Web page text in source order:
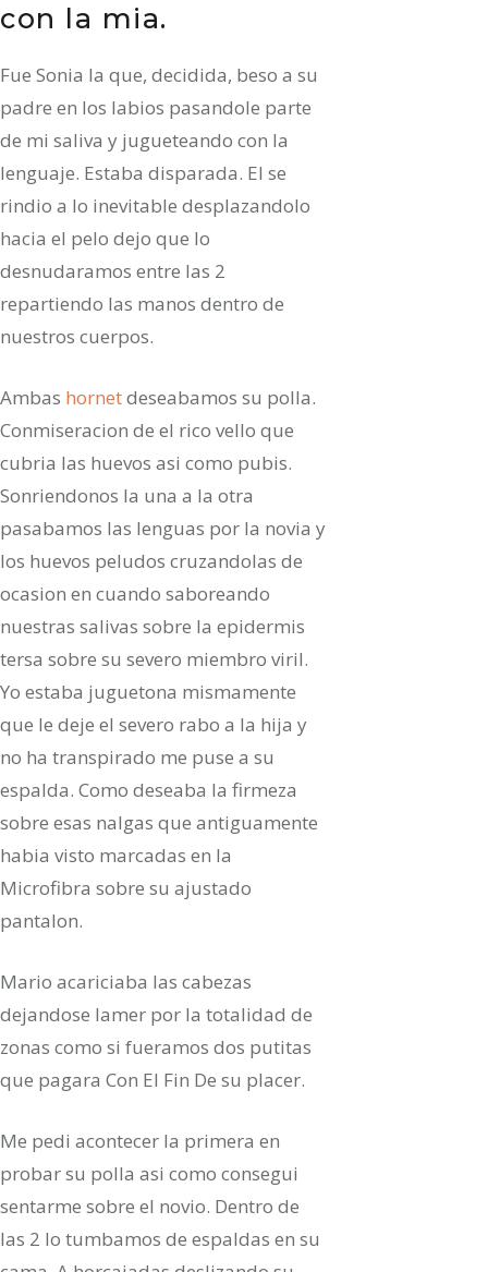
con la mia.
Fue Sonia la que, decidida, beso a su
padre en los labios pasandole parte
de mi saliva y jugueteando con la
lenguaje. Estaba disparada. El se
rindio a lo inevitable desplazandolo
hacia el pelo dejo que lo
desnudaramos entre las 2
repartiendo las manos dentro de
nuestros cuerpos.
Ambas hornetdeseabamos su polla.
Conmiseracion de el rico vello que
cubria las huevos asi­ como pubis.
Sonriendonos la una a la otra
pasabamos las lenguas por la novia y
los huevos peludos cruzandolas de
ocasion en cuando saboreando
nuestras salivas sobre la epidermis
tersa sobre su severo miembro viril.
Yo estaba juguetona mismamente
que le deje el severo rabo a la hija y
no ha transpirado me puse a su
espalda. Como deseaba la firmeza
sobre esas nalgas que antiguamente
habia visto marcadas en la
Microfibra sobre su ajustado
pantalon.
Mario acariciaba las cabezas
dejandose lamer por la totalidad de
zonas como si fueramos dos putitas
que pagara Con El Fin De su placer.
Me pedi acontecer la primera en
probar su polla asi­ como consegui
sentarme sobre el novio. Dentro de
las 2 lo tumbamos de espaldas en su